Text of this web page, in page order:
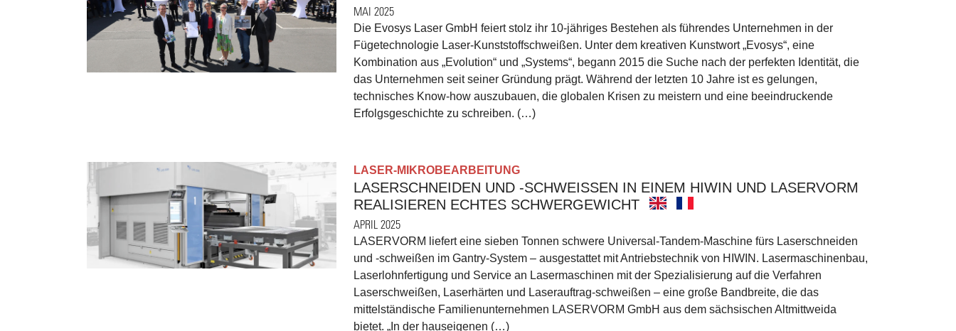
MAI 2025
Die Evosys Laser GmbH feiert stolz ihr 10-jähriges Bestehen als führendes Unternehmen in der
Fügetechnologie Laser-Kunststoffschweißen. Unter dem kreativen Kunstwort „Evosys“, eine
Kombination aus „Evolution“ und „Systems“, begann 2015 die Suche nach der perfekten Identität, die
das Unternehmen seit seiner Gründung prägt. Während der letzten 10 Jahre ist es gelungen,
technisches Know-how auszubauen, die globalen Krisen zu meistern und eine beeindruckende
Erfolgsgeschichte zu schreiben. (…)
LASER-MIKROBEARBEITUNG
LASERSCHNEIDEN UND -SCHWEISSEN IN EINEM HIWIN UND LASERVORM
REALISIEREN ECHTES SCHWERGEWICHT
APRIL 2025
LASERVORM liefert eine sieben Tonnen schwere Universal-Tandem-Maschine fürs Laser­schneiden
und -schweißen im Gantry-System – ausgestattet mit Antriebstechnik von HIWIN. Lasermaschinenbau,
Laserlohnfertigung und Service an Lasermaschinen mit der Spezialisierung auf die Verfahren
Laserschweißen, Laserhärten und Laserauftrag­-schweißen – eine große Bandbreite, die das
mittelständische Familienunternehmen LASERVORM GmbH aus dem sächsischen Altmittweida
bietet. „In der hauseigenen (…)